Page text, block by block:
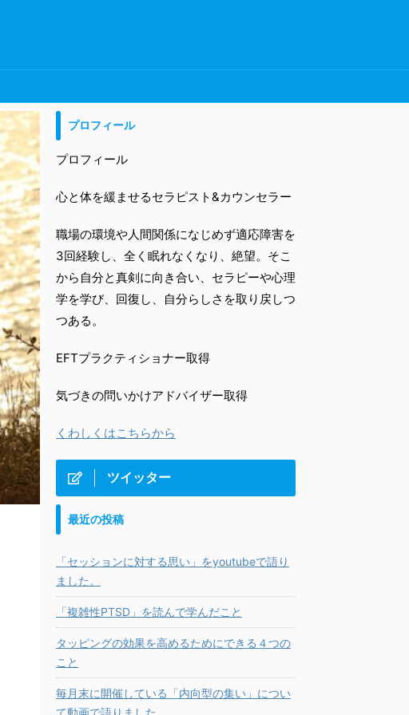
プロフィール
プロフィール
心と体を緩ませるセラピスト&カウンセラー
職場の環境や人間関係になじめず適応障害を
3回経験し、全く眠れなくなり、絶望。そこ
から自分と真剣に向き合い、セラピーや心理
学を学び、回復し、自分らしさを取り戻しつ
つある。
EFTプラクティショナー取得
気づきの問いかけアドバイザー取得
くわしくはこちらから
ツイッター
最近の投稿
「セッションに対する思い」をyoutubeで語り
ました。
「複雑性PTSD」を読んで学んだこと
タッピングの効果を高めるためにできる４つの
こと
毎月末に開催している「内向型の集い」につい
て動画で語りました。